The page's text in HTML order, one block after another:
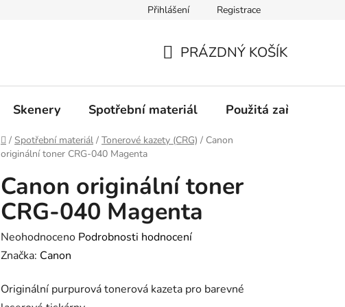
Aktuality Ochrana osobních údajů
Přihlášení Registrace
KOŠÍK
PRÁZDNÝ KOŠÍK
Skenery Spotřební materiál Použitá zařízení
Domů
/ Spotřební materiál / Tonerové kazety (CRG) / Canon
originální toner CRG-040 Magenta
Canon originální toner
CRG-040 Magenta
Průměrné
hodnocení
je
Neohodnoceno Podrobnosti hodnocení
Značka: Canon
Originální purpurová tonerová kazeta pro barevné